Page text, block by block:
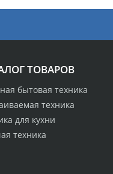
ТОВАРОВ
бытовая техника
техника
для кухни
техника